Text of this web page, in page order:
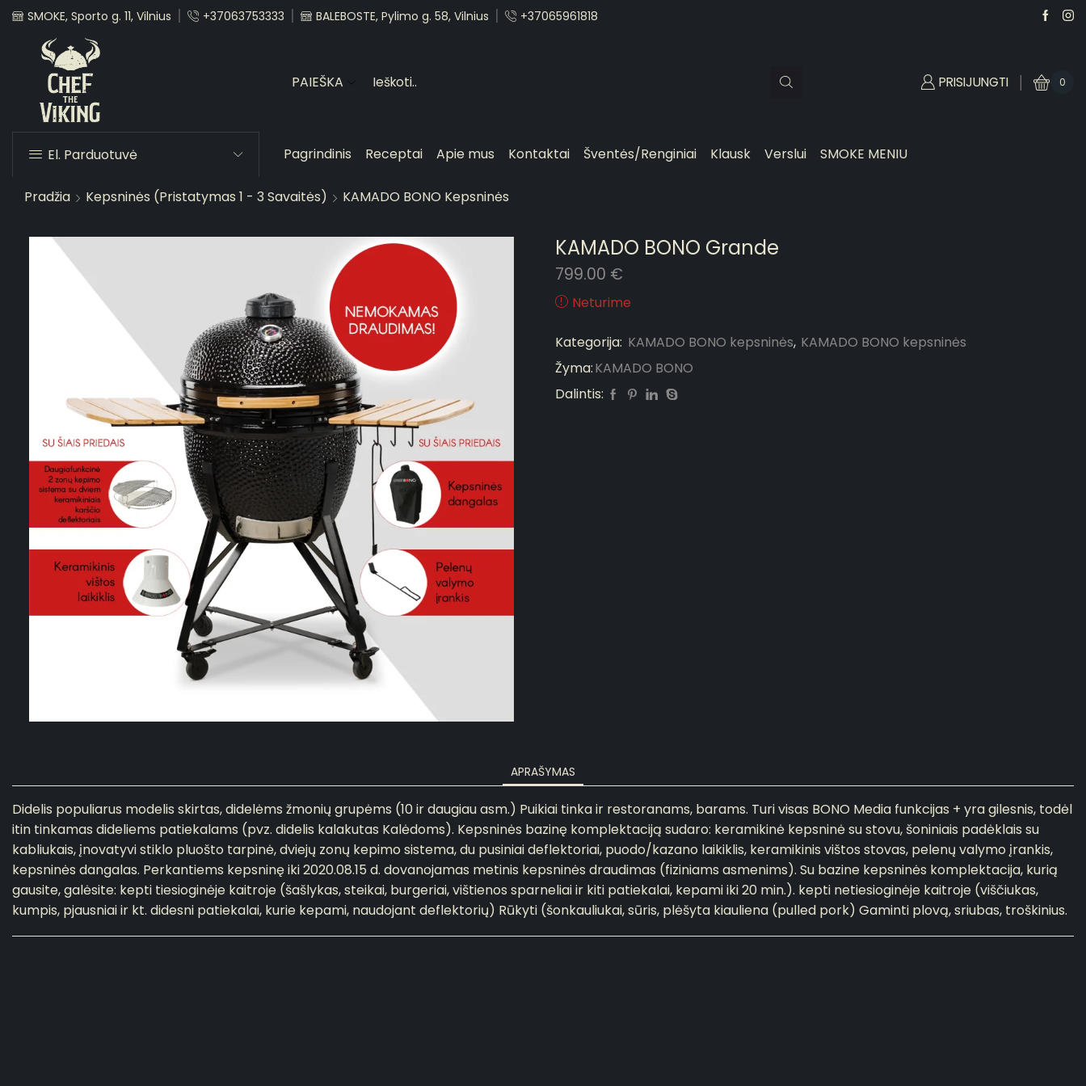
SMOKE, Sporto g. 11, Vilnius +37063753333 BALEBOSTE, Pylimo g. 58, Vilnius +37065961818
PAIEŠKA PRISIJUNGTI 0
El. Parduotuvė Pagrindinis Receptai Apie mus Kontaktai Šventės/Renginiai Klausk Verslui SMOKE MENIU
Pradžia Kepsninės (pristatymas 1 - 3 Savaitės) KAMADO BONO Kepsninės
KAMADO BONO Grande
799.00 €
Neturime
Kategorija: KAMADO BONO kepsninės, KAMADO BONO kepsninės
Žyma:KAMADO BONO
Dalintis:
APRAŠYMAS
Didelis populiarus modelis skirtas, didelėms žmonių grupėms (10 ir daugiau asm.) Puikiai tinka ir restoranams, barams. Turi visas BONO Media funkcijas + yra gilesnis, todėl
itin tinkamas dideliems patiekalams (pvz. didelis kalakutas Kalėdoms). Kepsninės bazinę komplektaciją sudaro: keramikinė kepsninė su stovu, šoniniais padėklais su
kabliukais, įnovatyvi stiklo pluošto tarpinė, dviejų zonų kepimo sistema, du pusiniai deflektoriai, puodo/kazano laikiklis, keramikinis vištos stovas, pelenų valymo įrankis,
kepsninės dangalas. Perkantiems kepsninę iki 2020.08.15 d. dovanojamas metinis kepsninės draudimas (fiziniams asmenims). Su bazine kepsninės komplektacija, kurią
gausite, galėsite: kepti tiesioginėje kaitroje (šašlykas, steikai, burgeriai, vištienos sparneliai ir kiti patiekalai, kepami iki 20 min.). kepti netiesioginėje kaitroje (viščiukas,
kumpis, pjausniai ir kt. didesni patiekalai, kurie kepami, naudojant deflektorių) Rūkyti (šonkauliukai, sūris, plėšyta kiauliena (pulled pork) Gaminti plovą, sriubas, troškinius.